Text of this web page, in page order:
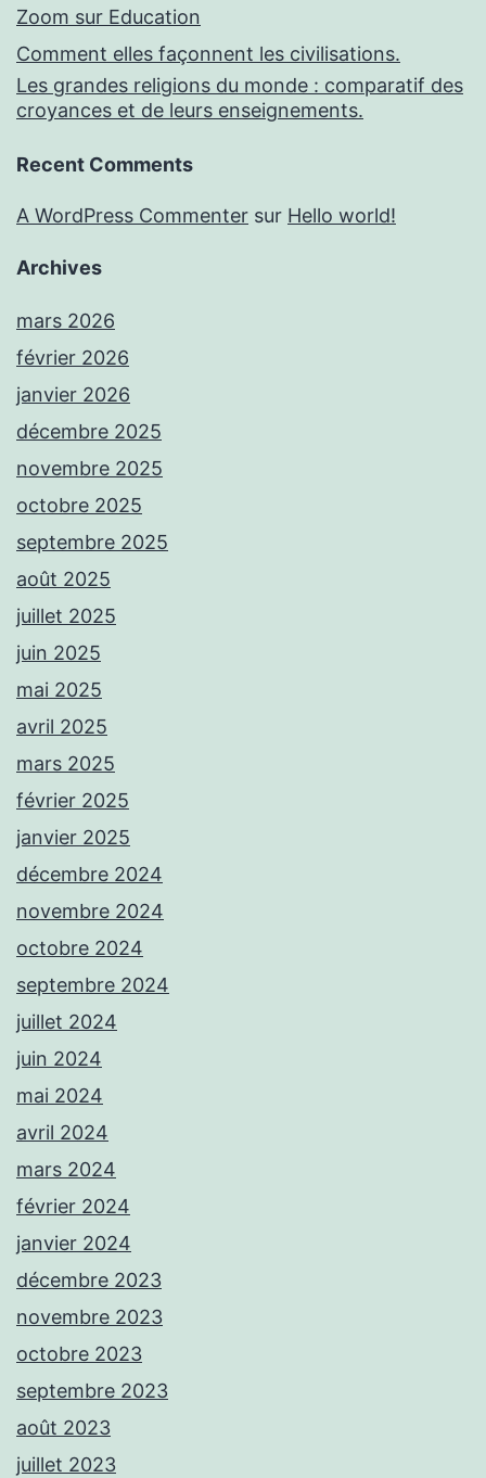
Zoom sur Education
Comment elles façonnent les civilisations.
Les grandes religions du monde : comparatif des
croyances et de leurs enseignements.
Recent Comments
A WordPress Commenter sur Hello world!
Archives
mars 2026
février 2026
janvier 2026
décembre 2025
novembre 2025
octobre 2025
septembre 2025
août 2025
juillet 2025
juin 2025
mai 2025
avril 2025
mars 2025
février 2025
janvier 2025
décembre 2024
novembre 2024
octobre 2024
septembre 2024
juillet 2024
juin 2024
mai 2024
avril 2024
mars 2024
février 2024
janvier 2024
décembre 2023
novembre 2023
octobre 2023
septembre 2023
août 2023
juillet 2023